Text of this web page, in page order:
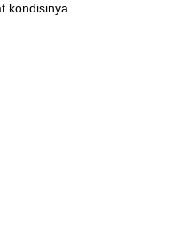
kondisinya....